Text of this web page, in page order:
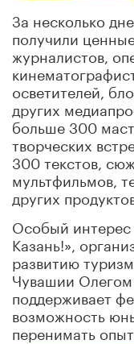
За несколько
получили
журналистов,
осветителей,
других
больше 300
творческих
300 текстов,
мультфильмов,
других
Особый интерес
Казань!»,
развитию
Чувашии
поддерживает
возможность
перенимать опыт.